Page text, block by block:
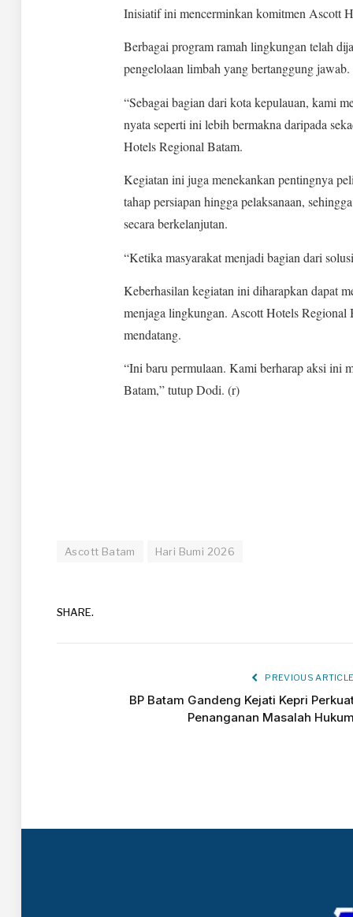
Inisiatif ini mencerminkan komitmen Ascott
Berbagai program ramah lingkungan telah
pengelolaan limbah yang bertanggung jawab.
“Sebagai bagian dari kota kepulauan, kami
nyata seperti ini lebih bermakna daripada
Hotels Regional Batam.
Kegiatan ini juga menekankan pentingnya
tahap persiapan hingga pelaksanaan,
secara berkelanjutan.
“Ketika masyarakat menjadi bagian dari
Keberhasilan kegiatan ini diharapkan dapat
menjaga lingkungan. Ascott Hotels Regional
mendatang.
“Ini baru permulaan. Kami berharap aksi ini
Batam,” tutup Dodi. (r)
Ascott Batam Hari Bumi 2026
SHARE.
PREVIOUS
BP Batam Gandeng Kejati Kepri
Penanganan Masalah